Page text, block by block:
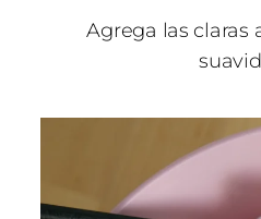
Agrega las claras